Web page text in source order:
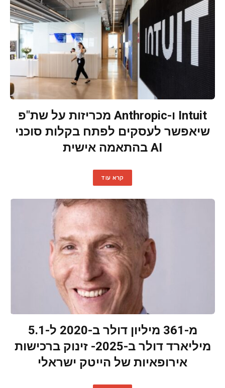
Intuit ו-Anthropic מכריזות על שת"פ
שיאפשר לעסקים לפתח בקלות סוכני
AI בהתאמה אישית
קרא עוד
מ-361 מיליון דולר ב-2020 ל-5.1
מיליארד דולר ב-2025- זינוק ברכישות
אירופאיות של הייטק ישראלי